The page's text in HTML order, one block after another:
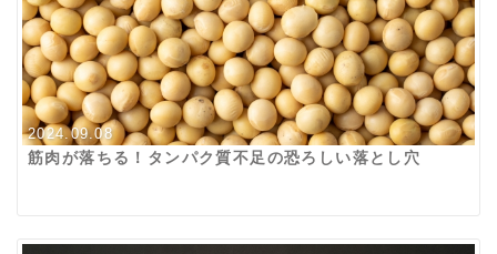
2024.09.08
筋肉が落ちる！タンパク質不足の恐ろしい落とし穴